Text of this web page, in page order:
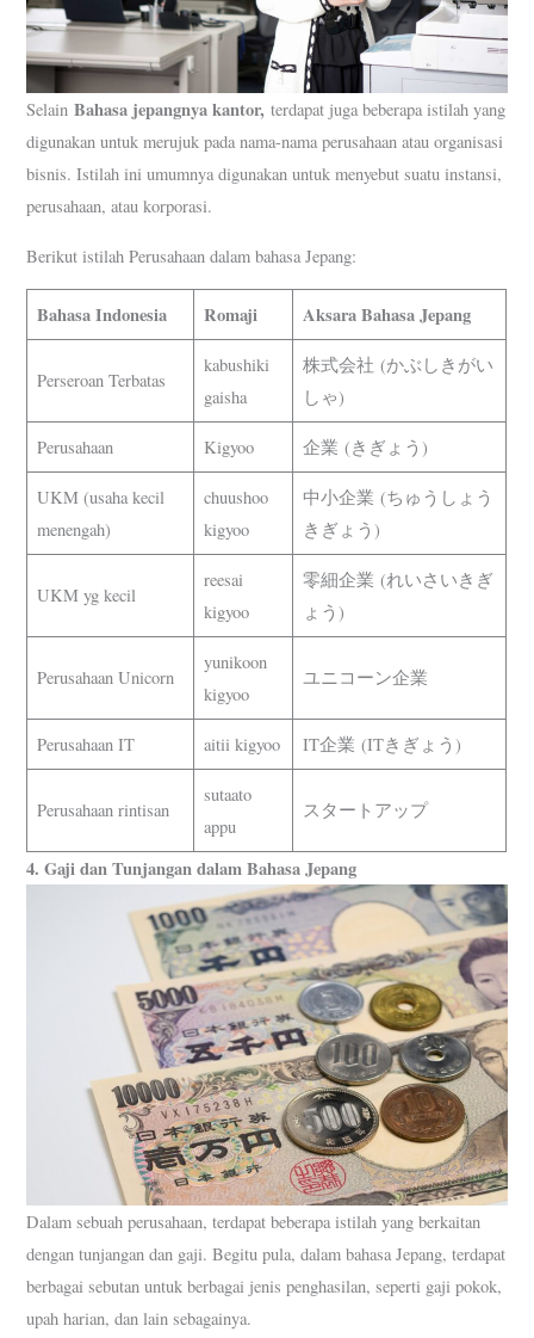
SelainBahasa jepangnya kantor, terdapat juga beberapa istilah yang
digunakan untuk merujuk pada nama-nama perusahaan atau organisasi
bisnis. Istilah ini umumnya digunakan untuk menyebut suatu instansi,
perusahaan, atau korporasi.
Berikut istilah Perusahaan dalam bahasa Jepang:
Bahasa Indonesia Romaji Aksara Bahasa Jepang
Perseroan Terbatas
kabushiki
gaisha
株式会社 (かぶしきがい
しゃ)
Perusahaan Kigyoo 企業 (きぎょう)
UKM (usaha kecil
menengah)
chuushoo
kigyoo
中小企業 (ちゅうしょう
きぎょう)
UKM yg kecil
reesai
kigyoo
零細企業 (れいさいきぎ
ょう)
Perusahaan Unicorn
yunikoon
kigyoo
ユニコーン企業
Perusahaan IT aitii kigyoo IT企業 (ITきぎょう)
Perusahaan rintisan
sutaato
appu
スタートアップ
4. Gaji dan Tunjangan dalam Bahasa Jepang
Dalam sebuah perusahaan, terdapat beberapa istilah yang berkaitan
dengan tunjangan dan gaji. Begitu pula, dalam bahasa Jepang, terdapat
berbagai sebutan untuk berbagai jenis penghasilan, seperti gaji pokok,
upah harian, dan lain sebagainya.